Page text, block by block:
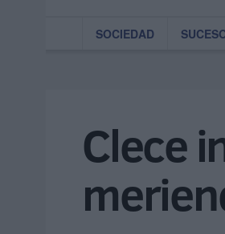
SOCIEDAD
Clece